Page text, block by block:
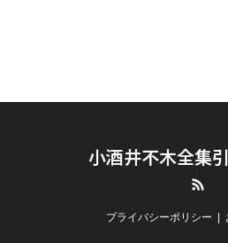
小酒井不木全集
プライバシーポリシー